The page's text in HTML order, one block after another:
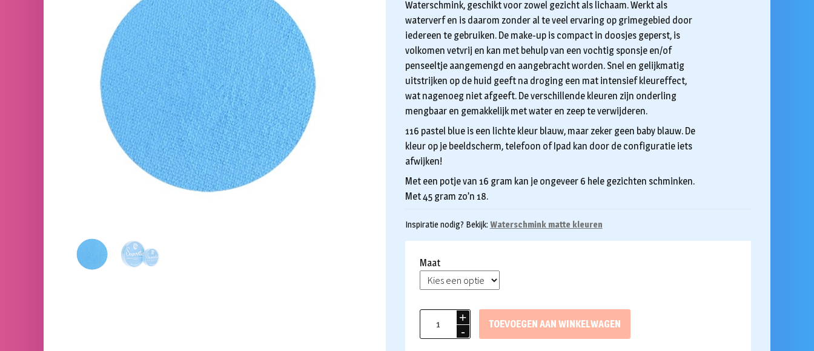
tot
€9,95
Waterschmink, geschikt voor zowel gezicht als lichaam. Werkt als
waterverf en is daarom zonder al te veel ervaring op grimegebied door
iedereen te gebruiken. De make-up is compact in doosjes geperst, is
volkomen vetvrij en kan met behulp van een vochtig sponsje en/of
penseeltje aangemengd en aangebracht worden. Snel en gelijkmatig
uitstrijken op de huid geeft na droging een mat intensief kleureffect,
wat nagenoeg niet afgeeft. De verschillende kleuren zijn onderling
mengbaar en gemakkelijk met water en zeep te verwijderen.
116 pastel blue is een lichte kleur blauw, maar zeker geen baby blauw. De
kleur op je beeldscherm, telefoon of Ipad kan door de configuratie iets
afwijken!
Met een potje van 16 gram kan je ongeveer 6 hele gezichten schminken.
Met 45 gram zo’n 18.
Inspiratie nodig? Bekijk: Waterschmink matte kleuren
Maat
waterschmink
TOEVOEGEN AAN WINKELWAGEN